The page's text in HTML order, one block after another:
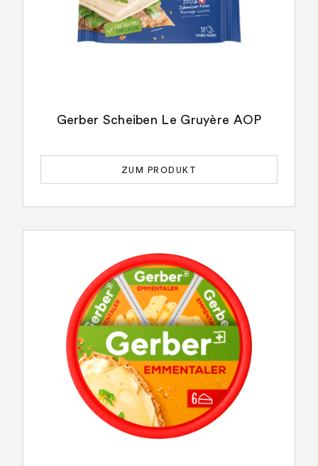
Gerber Scheiben Le Gruyère AOP
ZUM PRODUKT